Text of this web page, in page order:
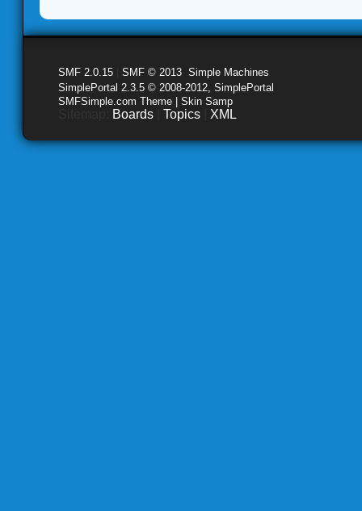
SMF 2.0.15 SMF © 2013 Simple Machines
SimplePortal 2.3.5 © 2008-2012, SimplePortal
SMFSimple.com Theme | Skin Samp
Boards Topics XML